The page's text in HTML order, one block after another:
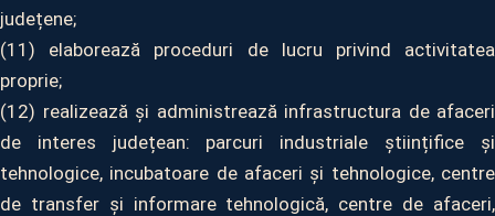
județene;
(11) elaborează proceduri de lucru privind activitatea
proprie;
(12) realizează și administrează infrastructura de afaceri
de interes județean: parcuri industriale științifice și
tehnologice, incubatoare de afaceri și tehnologice, centre
de transfer și informare tehnologică, centre de afaceri,